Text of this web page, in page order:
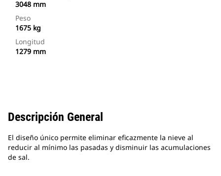
3048 mm
Peso
1675 kg
Longitud
1279 mm
Descripción General
El diseño único permite eliminar eficazmente la nieve al
reducir al mínimo las pasadas y disminuir las acumulaciones
de sal.